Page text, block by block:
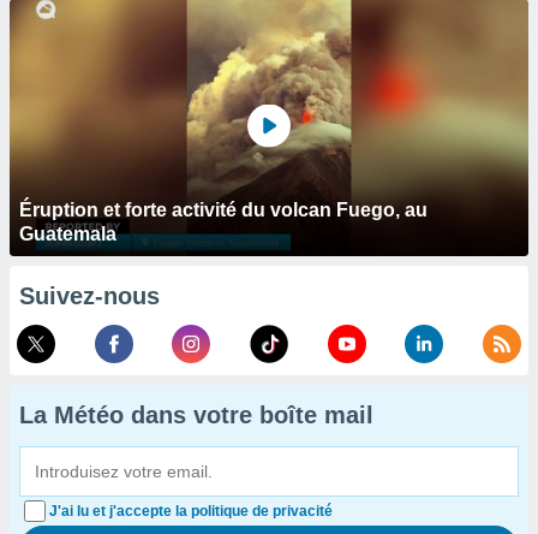
Éruption et forte activité du volcan Fuego, au
Guatemala
Suivez-nous
La Météo dans votre boîte mail
J'ai lu et j'accepte la politique de privacité